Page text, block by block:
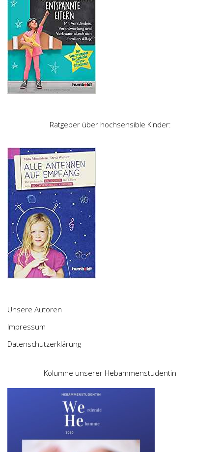
Ratgeber über hochsensible Kinder:
Unsere Autoren
Impressum
Datenschutzerklärung
Kolumne unserer Hebammenstudentin